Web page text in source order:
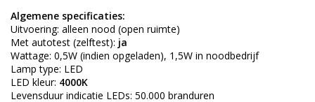
Algemene specificaties:
Uitvoering: alleen nood (open ruimte)
Met autotest (zelftest): ja
Wattage: 0,5W (indien opgeladen), 1,5W in noodbedrijf
Lamp type: LED
LED kleur: 4000K
Levensduur indicatie LEDs: 50.000 branduren